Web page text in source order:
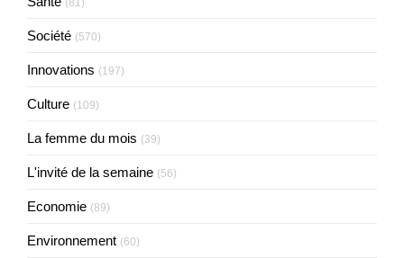
Société (570)
Innovations (197)
Culture (109)
La femme du mois (39)
L'invité de la semaine (56)
Economie (89)
Environnement (60)